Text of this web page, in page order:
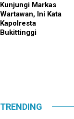
Kunjungi Markas
Wartawan, Ini Kata
Kapolresta
Bukittinggi
TRENDING